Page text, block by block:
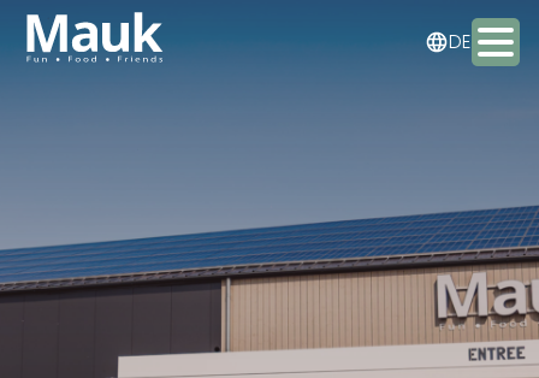
DE
NL
EN
Essen & Trinken
Übernachten